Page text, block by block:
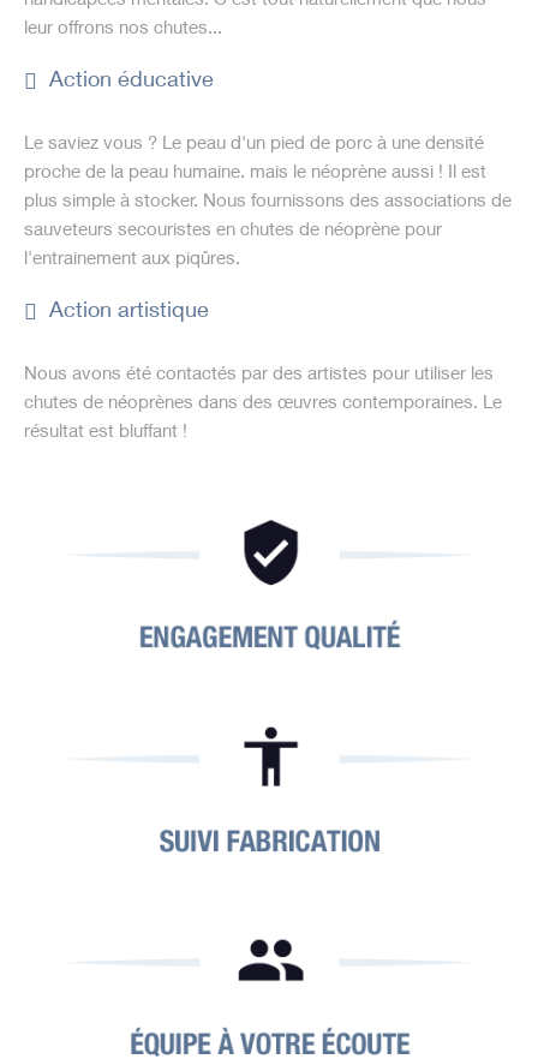
leur offrons nos chutes...
Action éducative
Le saviez vous ? Le peau d'un pied de porc à une densité
proche de la peau humaine. mais le néoprène aussi ! Il est
plus simple à stocker. Nous fournissons des associations de
sauveteurs secouristes en chutes de néoprène pour
l'entrainement aux piqûres.
Action artistique
Nous avons été contactés par des artistes pour utiliser les
chutes de néoprènes dans des œuvres contemporaines. Le
résultat est bluffant !